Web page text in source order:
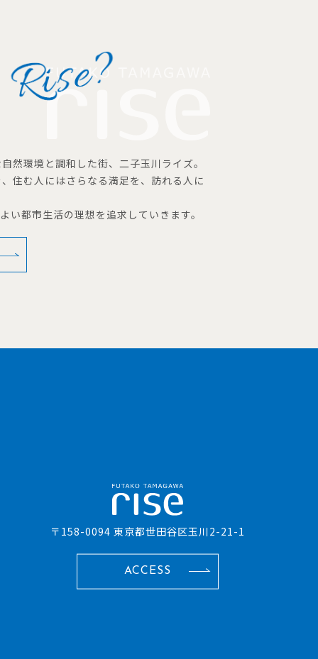
然環境と調和した街、二子玉川ライズ。
住む人にはさらなる満足を、訪れる人に
い都市生活の理想を追求していきます。
〒158-0094 東京都世田谷区玉川2-21-1
ACCESS